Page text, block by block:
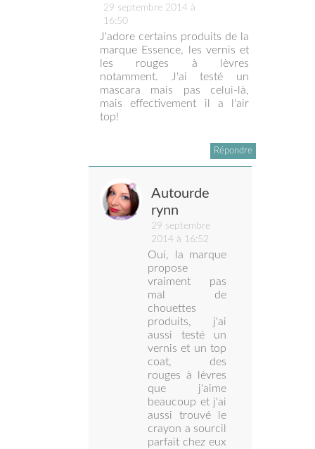
29 septembre 2014 à
16:50
J'adore certains produits de la
marque Essence, les vernis et
les rouges à lèvres
notamment. J'ai testé un
mascara mais pas celui-là,
mais effectivement il a l'air
top!
Répondre
Autourde
rynn
29 septembre
2014 à 16:52
Oui, la marque
propose
vraiment pas
mal de
chouettes
produits, j'ai
aussi testé un
vernis et un top
coat, des
rouges à lèvres
que j'aime
beaucoup et j'ai
aussi trouvé le
crayon a sourcil
parfait chez eux